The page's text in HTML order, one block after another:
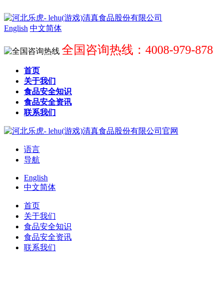
English 中文简体
全国咨询热线：4008-979-878
首页
关于我们
食品安全知识
食品安全资讯
联系我们
语言
导航
English
中文简体
首页
关于我们
食品安全知识
食品安全资讯
联系我们